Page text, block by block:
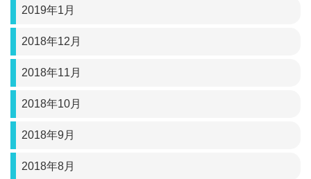
2019年1月
2018年12月
2018年11月
2018年10月
2018年9月
2018年8月